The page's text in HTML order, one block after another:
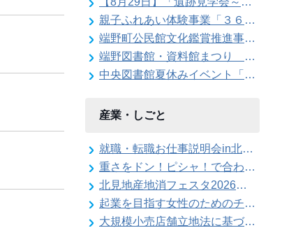
親子ふれあい体験事業「３６０度の大パノラマ！親子で仁頃登山」の参加者募集のお知らせ
端野町公民館文化鑑賞推進事業「石田泰尚ヴァイオリンリサイタル」を開催します
端野図書館・資料館まつり ボランティアスタッフ大募集！
中央図書館夏休みイベント「こわ～いよみきかせ」
産業・しごと
就職・転職お仕事説明会in北見を開催します
重さをドン！ピシャ！で合わせろ てんびんゲ～ムの参加者を募集します（北見地産地消フェスタ2026）
北見地産地消フェスタ2026のステージイベント出演者を募集します
起業を目指す女性のためのチャレンジショップを開催します！
大規模小売店舗立地法に基づく届出書の縦覧を行っています